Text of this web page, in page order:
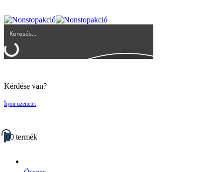
Keresés
Kérdése van?
Írjon üzenetet
00 termék